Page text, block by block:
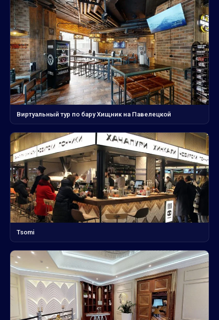
Виртуальный тур по бару Хищник на Павелецкой
Tsomi